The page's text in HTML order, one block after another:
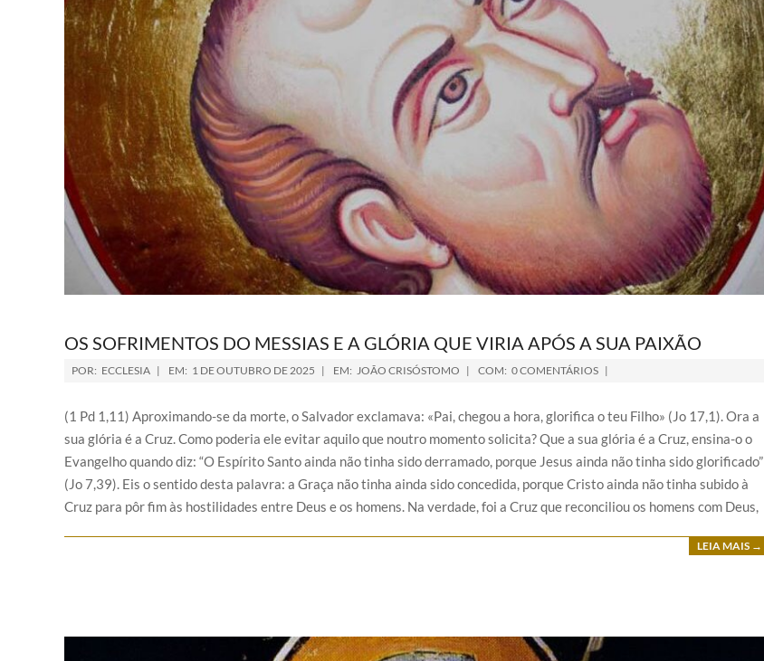
OS SOFRIMENTOS DO MESSIAS E A GLÓRIA QUE VIRIA APÓS A SUA PAIXÃO
POR: ECCLESIA EM: 1 DE OUTUBRO DE 2025 EM: JOÃO CRISÓSTOMO COM: 0 COMENTÁRIOS
(1 Pd 1,11) Aproximando-se da morte, o Salvador exclamava: «Pai, chegou a hora, glorifica o teu Filho» (Jo 17,1). Ora a
sua glória é a Cruz. Como poderia ele evitar aquilo que noutro momento solicita? Que a sua glória é a Cruz, ensina-o o
Evangelho quando diz: “O Espírito Santo ainda não tinha sido derramado, porque Jesus ainda não tinha sido glorificado”
(Jo 7,39). Eis o sentido desta palavra: a Graça não tinha ainda sido concedida, porque Cristo ainda não tinha subido à
Cruz para pôr fim às hostilidades entre Deus e os homens. Na verdade, foi a Cruz que reconciliou os homens com Deus,
LEIA MAIS →